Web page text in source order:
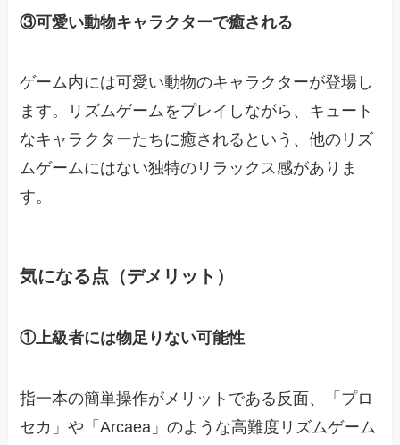
③可愛い動物キャラクターで癒される
ゲーム内には可愛い動物のキャラクターが登場し
ます。リズムゲームをプレイしながら、キュート
なキャラクターたちに癒されるという、他のリズ
ムゲームにはない独特のリラックス感がありま
す。
気になる点（デメリット）
①上級者には物足りない可能性
指一本の簡単操作がメリットである反面、「プロ
セカ」や「Arcaea」のような高難度リズムゲーム